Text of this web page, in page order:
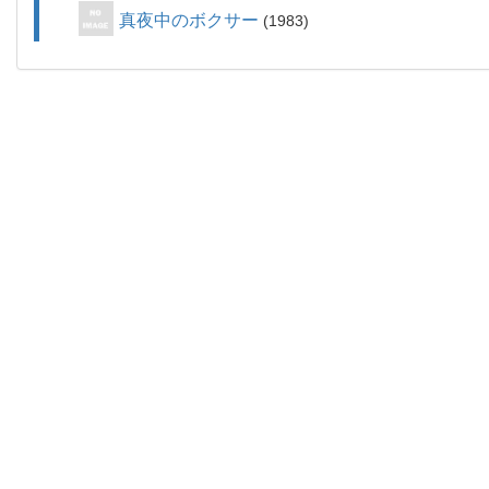
真夜中のボクサー 1983